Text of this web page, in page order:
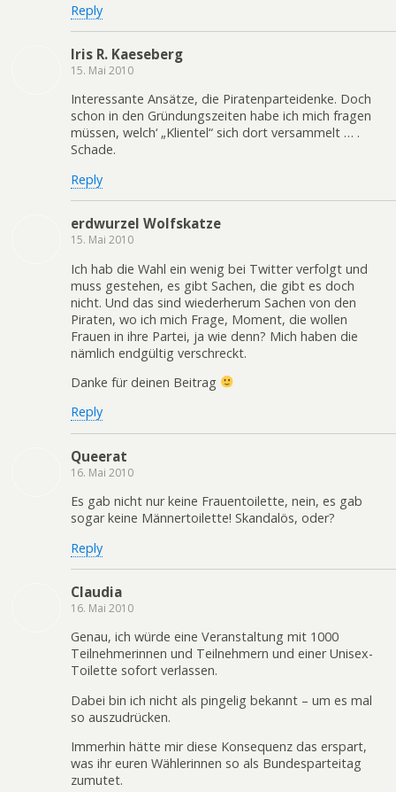
Reply
Iris R. Kaeseberg
15. Mai 2010
Interessante Ansätze, die Piratenparteidenke. Doch
schon in den Gründungszeiten habe ich mich fragen
müssen, welch‘ „Klientel“ sich dort versammelt … .
Schade.
Reply
erdwurzel Wolfskatze
15. Mai 2010
Ich hab die Wahl ein wenig bei Twitter verfolgt und
muss gestehen, es gibt Sachen, die gibt es doch
nicht. Und das sind wiederherum Sachen von den
Piraten, wo ich mich Frage, Moment, die wollen
Frauen in ihre Partei, ja wie denn? Mich haben die
nämlich endgültig verschreckt.
Danke für deinen Beitrag
Reply
Queerat
16. Mai 2010
Es gab nicht nur keine Frauentoilette, nein, es gab
sogar keine Männertoilette! Skandalös, oder?
Reply
Claudia
16. Mai 2010
Genau, ich würde eine Veranstaltung mit 1000
Teilnehmerinnen und Teilnehmern und einer Unisex-
Toilette sofort verlassen.
Dabei bin ich nicht als pingelig bekannt – um es mal
so auszudrücken.
Immerhin hätte mir diese Konsequenz das erspart,
was ihr euren Wählerinnen so als Bundesparteitag
zumutet.